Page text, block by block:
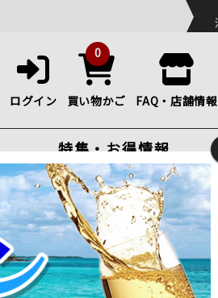
ログイン
0
買い物かご FAQ・店舗情報
特集・お得情報
のHPをご確認下さい。